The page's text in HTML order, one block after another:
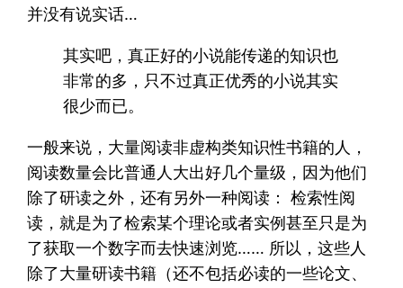
并没有说实话…
其实吧，真正好的小说能传递的知识也
非常的多，只不过真正优秀的小说其实
很少而已。
一般来说，大量阅读非虚构类知识性书籍的人，
阅读数量会比普通人大出好几个量级，因为他们
除了研读之外，还有另外一种阅读： 检索性阅
读，就是为了检索某个理论或者实例甚至只是为
了获取一个数字而去快速浏览…… 所以，这些人
除了大量研读书籍（还不包括必读的一些论文、